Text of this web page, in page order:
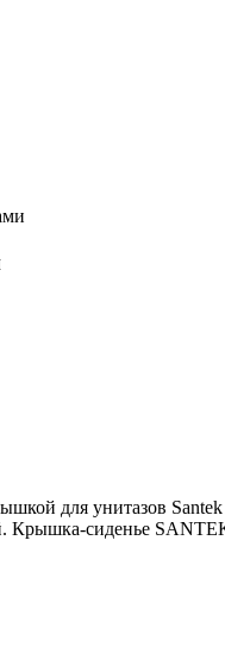
для унитазов
Крышка-сиденье